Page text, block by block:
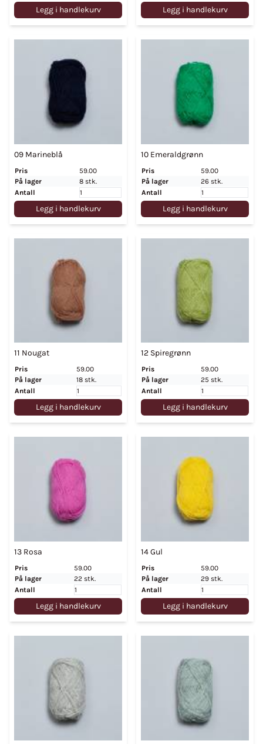
Legg i handlekurv Legg i handlekurv
09 Marineblå
Pris
59.00
På lager
8 stk.
Antall
Legg i handlekurv
10 Emeraldgrønn
Pris
59.00
På lager
26 stk.
Antall
Legg i handlekurv
11 Nougat
Pris
59.00
På lager
18 stk.
Antall
Legg i handlekurv
12 Spiregrønn
Pris
59.00
På lager
25 stk.
Antall
Legg i handlekurv
13 Rosa
Pris
59.00
På lager
22 stk.
Antall
Legg i handlekurv
14 Gul
Pris
59.00
På lager
29 stk.
Antall
Legg i handlekurv